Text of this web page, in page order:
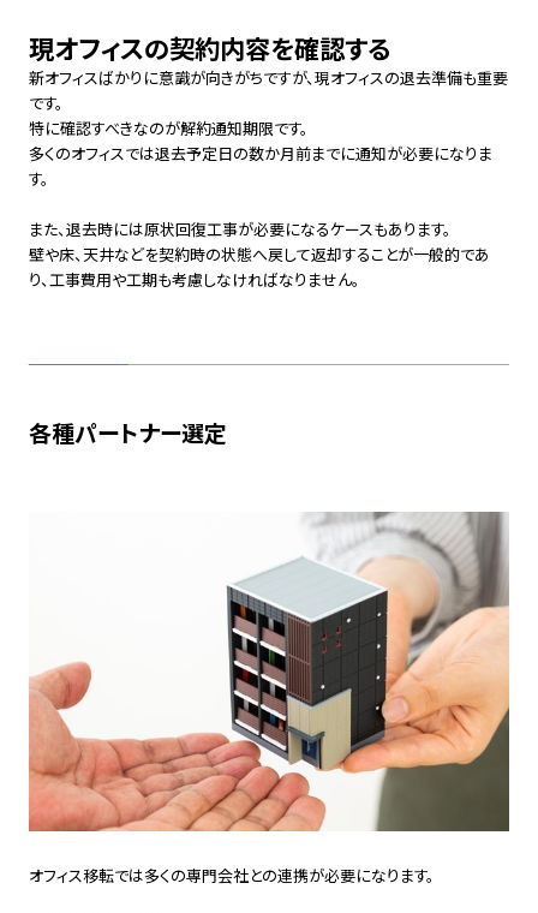
現オフィスの契約内容を確認する
新オフィスばかりに意識が向きがちですが、現オフィスの退去準備も重要
です。
特に確認すべきなのが解約通知期限です。
多くのオフィスでは退去予定日の数か月前までに通知が必要になりま
す。
また、退去時には原状回復工事が必要になるケースもあります。
壁や床、天井などを契約時の状態へ戻して返却することが一般的であ
り、工事費用や工期も考慮しなければなりません。
各種パートナー選定
オフィス移転では多くの専門会社との連携が必要になります。